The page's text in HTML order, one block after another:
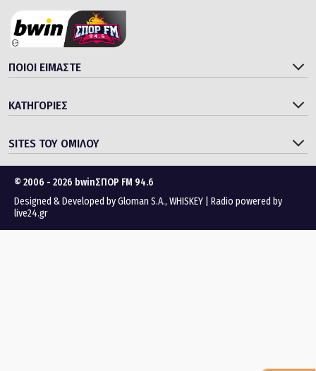
ΠΟΙΟΙ ΕΙΜΑΣΤΕ
ΚΑΤΗΓΟΡΙΕΣ
SITES ΤΟΥ ΟΜΙΛΟΥ
© 2006 - 2026 bwinΣΠΟΡ FM 94.6
Designed & Developed byGloman S.A., WHISKEY
Radio powered by
live24.gr